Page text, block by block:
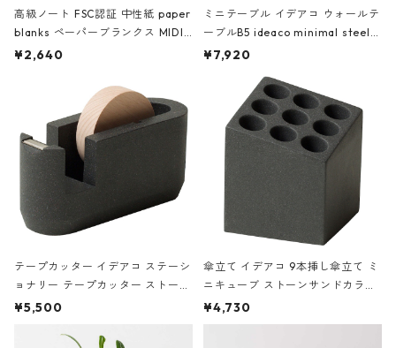
高級ノート FSC認証 中性紙 paper
blanks ペーパーブランクス MIDI
ハードカバー 罫線 ヴァン・ゴッホ
¥2,640
ミニテーブル イデアコ ウォールテ
ーブルB5 ideaco minimal steel f
urniture WALL Table B5 ネイビー
¥7,920
テープカッター イデアコ ステーシ
ョナリー テープカッター ストーン
サンドカラー 石調 ideaco Station
¥5,500
傘立て イデアコ 9本挿し傘立て ミ
ニキューブ ストーンサンドカラー
石調 ideaco Umbrella Stand CUB
E ストーンサンドブラック
¥4,730